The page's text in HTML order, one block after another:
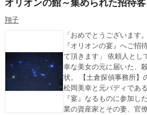
オリオンの館～集められた招待客
翔子
「おめでとうございます
『オリオンの宴』へご招
て頂きます」 依頼人として事務所を訪ねた松岡美幸という薄
幸な美女の元に届いた、
状。 【土倉探偵事務所】の代表を務める土倉勇雄は依頼人の
松岡美幸と元バディであ
『宴』なるものに参加した。 森の奥に構える館には、
業の資産家とその妻、官